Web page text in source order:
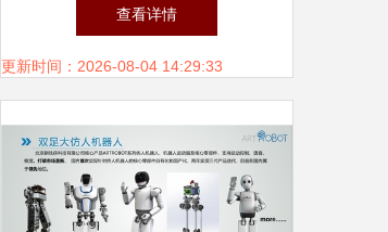
查看详情
更新时间：2026-08-04 14:29:33